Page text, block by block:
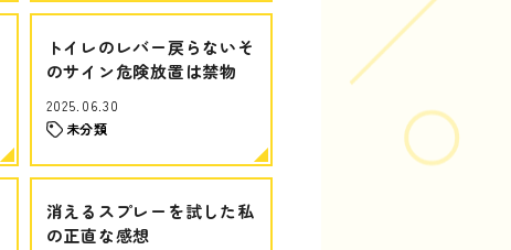
トイレのレバー戻らないそ
のサイン危険放置は禁物
2025.06.30
未分類
消えるスプレーを試した私
の正直な感想